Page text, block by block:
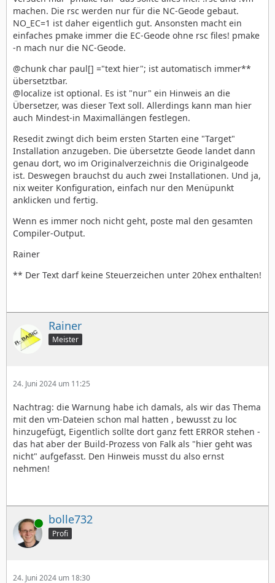
machen. Die rsc werden nur für die NC-Geode gebaut.
NO_EC=1 ist daher eigentlich gut. Ansonsten macht ein
einfaches pmake immer die EC-Geode ohne rsc files! pmake
-n mach nur die NC-Geode.
@chunk char paul[] ="text hier"; ist automatisch immer**
übersetztbar.
@localize ist optional. Es ist "nur" ein Hinweis an die
Übersetzer, was dieser Text soll. Allerdings kann man hier
auch Mindest-in Maximallängen festlegen.
Resedit zwingt dich beim ersten Starten eine "Target"
Installation anzugeben. Die übersetzte Geode landet dann
genau dort, wo im Originalverzeichnis die Originalgeode
ist. Deswegen brauchst du auch zwei Installationen. Und ja,
nix weiter Konfiguration, einfach nur den Menüpunkt
anklicken und fertig.
Wenn es immer noch nicht geht, poste mal den gesamten
Compiler-Output.
Rainer
** Der Text darf keine Steuerzeichen unter 20hex enthalten!
Rainer
Meister
24. Juni 2024 um 11:25
Nachtrag: die Warnung habe ich damals, als wir das Thema
mit den vm-Dateien schon mal hatten , bewusst zu loc
hinzugefügt, Eigentlich sollte dort ganz fett ERROR stehen -
das hat aber der Build-Prozess von Falk als "hier geht was
nicht" aufgefasst. Den Hinweis musst du also ernst
nehmen!
Online bolle732
Profi
24. Juni 2024 um 18:30